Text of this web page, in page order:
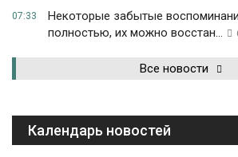
07:33
Некоторые забытые
полностью, их можно восстан...
Все новости
Календарь новостей